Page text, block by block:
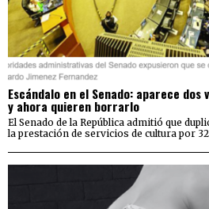
Escándalo en el Senado: aparece
y ahora quieren borrarlo
El Senado de la República admitió que
la prestación de servicios de cultura por